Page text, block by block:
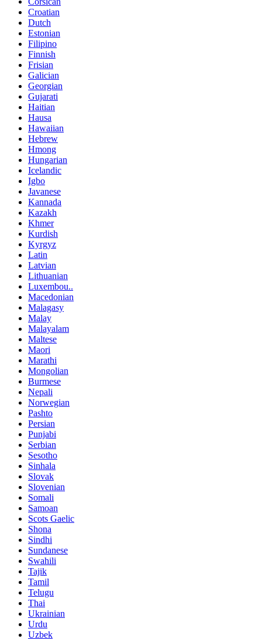
Croatian
Dutch
Estonian
Filipino
Finnish
Frisian
Galician
Georgian
Gujarati
Haitian
Hausa
Hawaiian
Hebrew
Hmong
Hungarian
Icelandic
Igbo
Javanese
Kannada
Kazakh
Khmer
Kurdish
Kyrgyz
Latin
Latvian
Lithuanian
Luxembou..
Macedonian
Malagasy
Malay
Malayalam
Maltese
Maori
Marathi
Mongolian
Burmese
Nepali
Norwegian
Pashto
Persian
Punjabi
Serbian
Sesotho
Sinhala
Slovak
Slovenian
Somali
Samoan
Scots Gaelic
Shona
Sindhi
Sundanese
Swahili
Tajik
Tamil
Telugu
Thai
Ukrainian
Urdu
Uzbek